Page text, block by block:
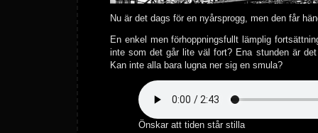
Nu är det dags för en nyårsprogg, men den får
En enkel men förhoppningsfullt lämplig
inte som det går lite väl fort? Ena stunden är
Kan inte alla bara lugna ner sig en smula?
Önskar att tiden står stilla